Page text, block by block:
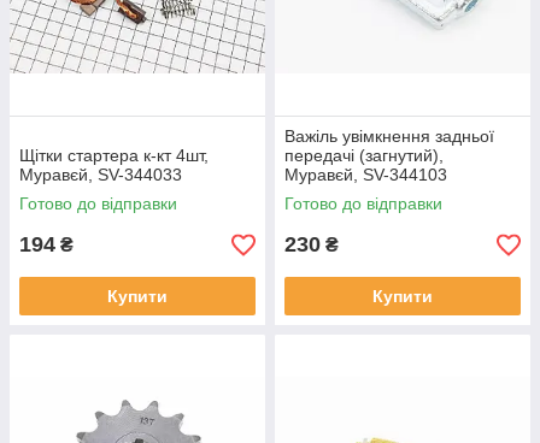
Щітки стартера к-кт 4шт,
Муравєй, SV-344033
Готово до відправки
194 ₴
Купити
Важіль увімкнення задньої
передачі (загнутий),
Муравєй, SV-344103
Готово до відправки
230 ₴
Купити